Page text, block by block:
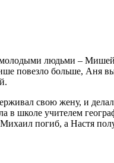
молодыми людьми –
повезло больше, Аня
свою жену, и
в школе учителем
погиб, а Настя